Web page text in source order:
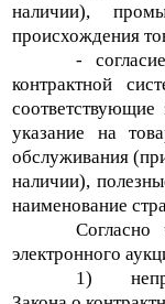
наличии),
происхождения
-
контрактной
указание на
обслуживания
наличии),
наименование
электронного
1)